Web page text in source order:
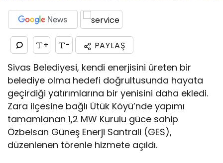
+ - PAYLAŞ
Sivas Belediyesi, kendi enerjisini üreten bir
belediye olma hedefi doğrultusunda hayata
geçirdiği yatırımlarına bir yenisini daha ekledi.
Zara ilçesine bağlı Ütük Köyü’nde yapımı
tamamlanan 1,2 MW Kurulu güce sahip
Özbelsan Güneş Enerji Santrali (GES),
düzenlenen törenle hizmete açıldı.